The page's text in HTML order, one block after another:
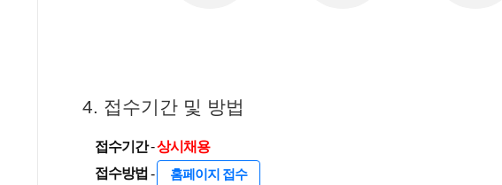
4. 접수기간 및 방법
접수기간-상시채용
접수방법 -
홈페이지 접수